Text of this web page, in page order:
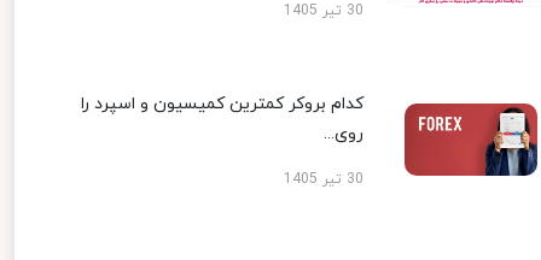
30 تیر 1405
کدام بروکر کمترین کمیسیون و اسپرد را
روی...
30 تیر 1405